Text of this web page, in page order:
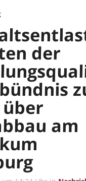
der
am